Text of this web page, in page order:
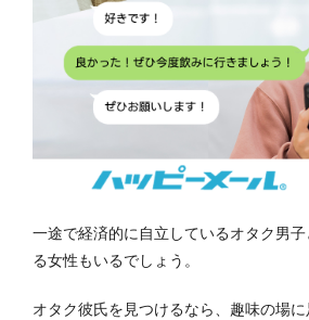
一途で経済的に自立しているオタク男
る女性もいるでしょう。
オタク彼氏を見つけるなら、趣味の場